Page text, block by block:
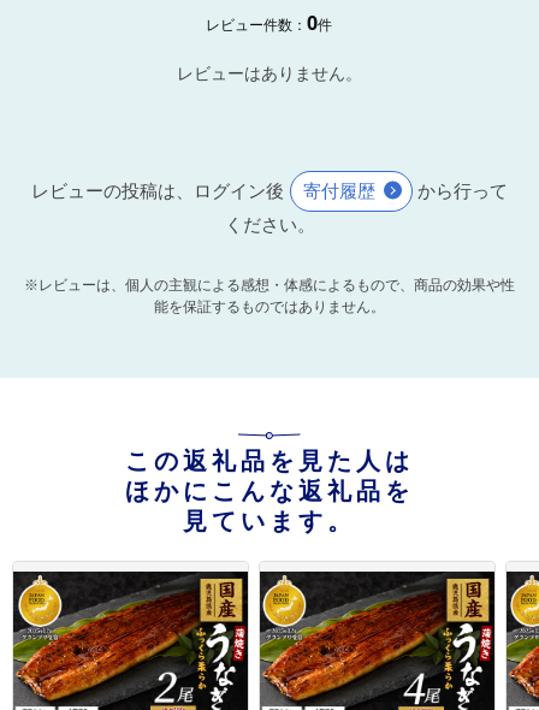
レビュー件数：0件
レビューはありません。
レビューの投稿は、ログイン後 寄付履歴
から行って
ください。
※レビューは、個人の主観による感想・体感によるもので、商品の効果や性
能を保証するものではありません。
この返礼品を見た人は
ほかにこんな返礼品を
見ています。